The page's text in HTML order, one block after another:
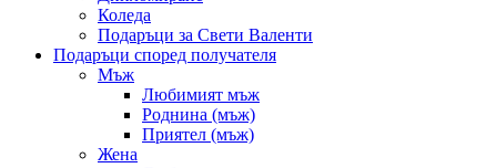
Коледа
Подаръци за Свети Валенти
Подаръци според получателя
Мъж
Любимият мъж
Роднина (мъж)
Приятел (мъж)
Жена